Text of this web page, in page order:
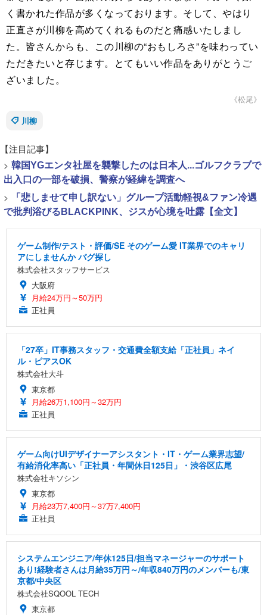
く書かれた作品が多くなっております。そして、やはり
正直さが川柳を高めてくれるものだと痛感いたしまし
た。皆さんからも、この川柳の“おもしろさ”を味わってい
ただきたいと存じます。とてもいい作品をありがとうご
ざいました。
《松尾》
川柳
【注目記事】
> 韓国YGエンタ社屋を襲撃したのは日本人...ゴルフクラブで
出入口の一部を破損、警察が経緯を調査へ
>
「悲しませて申し訳ない」グループ活動軽視&ファン冷遇
で批判浴びるBLACKPINK、ジスが心境を吐露【全文】
ゲーム制作/テスト・評価/SE そのゲーム愛 IT業界でのキャリ
アにしませんか バグ探し
株式会社スタッフサービス
大阪府
月給24万円～50万円
正社員
「27卒」IT事務スタッフ・交通費全額支給「正社員」ネイ
ル・ピアスOK
株式会社大斗
東京都
月給26万1,100円～32万円
正社員
ゲーム向けUIデザイナーアシスタント・IT・ゲーム業界志望/
有給消化率高い「正社員・年間休日125日」・渋谷区広尾
株式会社キソシン
東京都
月給23万7,400円～37万7,400円
正社員
システムエンジニア/年休125日/担当マネージャーのサポート
あり!経験者さんは月給35万円～/年収840万円のメンバーも/東
京都/中央区
株式会社SQOOL TECH
東京都